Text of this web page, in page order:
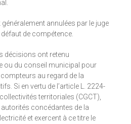
annulées par le juge
de compétence.
décisions ont retenu
ou du conseil municipal pour
au regard de la
Si en vertu de l’article L. 2224-
territoriales (CGCT),
concédantes de la
et exercent à ce titre le